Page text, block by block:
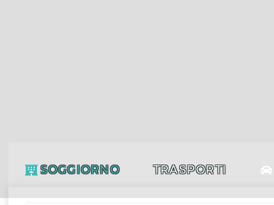
SOGGIORNO TRASPORTI